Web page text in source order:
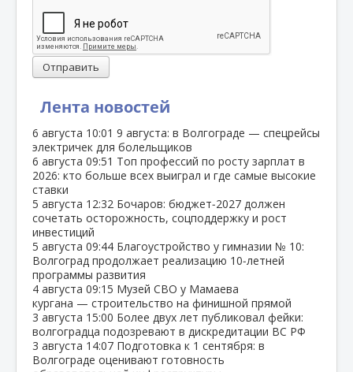
Лента новостей
6 августа 10:01 9 августа: в Волгограде — спецрейсы
электричек для болельщиков
6 августа 09:51 Топ профессий по росту зарплат в
2026: кто больше всех выиграл и где самые высокие
ставки
5 августа 12:32 Бочаров: бюджет‑2027 должен
сочетать осторожность, соцподдержку и рост
инвестиций
5 августа 09:44 Благоустройство у гимназии № 10:
Волгоград продолжает реализацию 10‑летней
программы развития
4 августа 09:15 Музей СВО у Мамаева
кургана — строительство на финишной прямой
3 августа 15:00 Более двух лет публиковал фейки:
волгоградца подозревают в дискредитации ВС РФ
3 августа 14:07 Подготовка к 1 сентября: в
Волгограде оценивают готовность
Отправить